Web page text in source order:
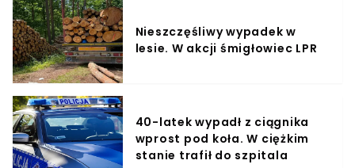
Nieszczęśliwy wypadek w
lesie. W akcji śmigłowiec LPR
40-latek wypadł z ciągnika
wprost pod koła. W ciężkim
stanie trafił do szpitala